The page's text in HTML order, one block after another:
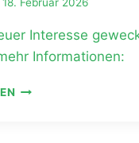
Interesse
Informationen:
KLEINE